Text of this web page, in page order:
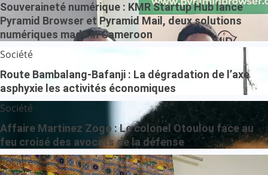
Souveraineté numérique : KMR Startup Hub lance
Pyramid Browser et Pyramid Mail, deux solutions
numériques made in Cameroon
Société
Route Bambalang-Bafanji : La dégradation de l’axe
asphyxie les activités économiques
Société
Affaire Martinez Zogo : Le colonel Otoulou face au
feu croisé des avocats de la défense
Société